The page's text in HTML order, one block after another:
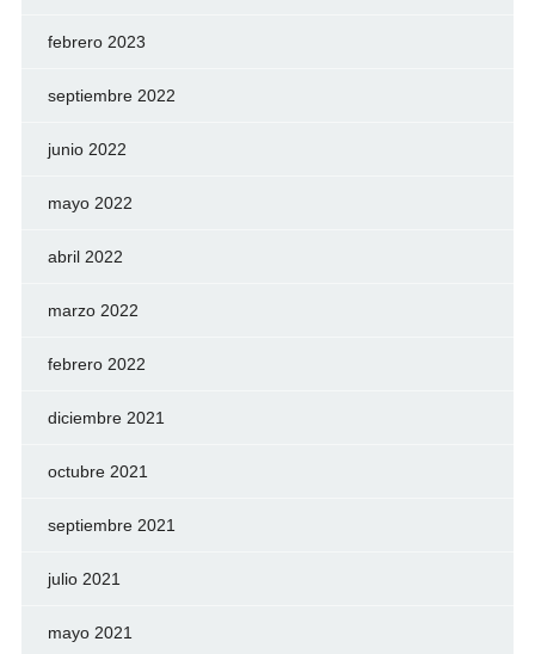
febrero 2023
septiembre 2022
junio 2022
mayo 2022
abril 2022
marzo 2022
febrero 2022
diciembre 2021
octubre 2021
septiembre 2021
julio 2021
mayo 2021